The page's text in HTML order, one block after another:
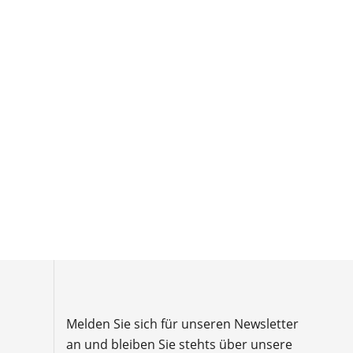
Melden Sie sich für unseren Newsletter
an und bleiben Sie stehts über unsere